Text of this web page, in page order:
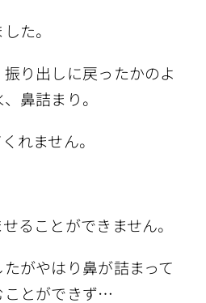
た。
り出しに戻ったかのよ
鼻詰まり。
れません。
ることができません。
がやはり鼻が詰まって
ことができず…